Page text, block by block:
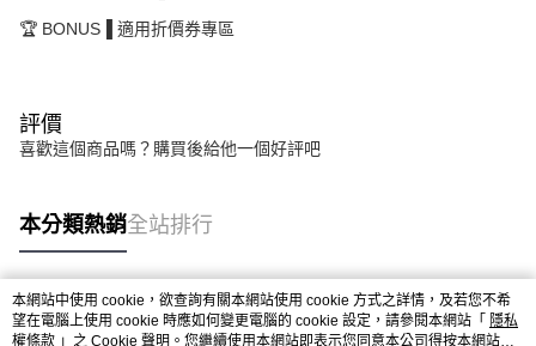
🏆 BONUS▐ 適用折價券專區
評價
喜歡這個商品嗎？購買後給他一個好評吧
本分類熱銷全站排行
熱門標籤
本網站中使用 cookie，欲查詢有關本網站使用 cookie 方式之詳情，及若您不希
望在電腦上使用 cookie 時應如何變更電腦的 cookie 設定，請參閱本網站「 隱私
權條款 」之 Cookie 聲明。您繼續使用本網站即表示您同意本公司得按本網站使